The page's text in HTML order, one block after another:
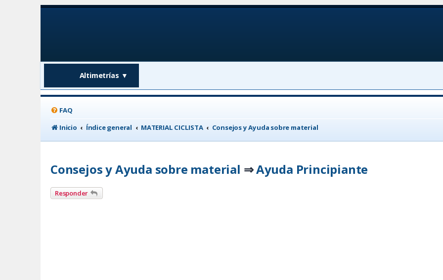
Altimetrías ▼
FAQ
Inicio
Índice general MATERIAL CICLISTA Consejos y Ayuda sobre material
Consejos y Ayuda sobre material ⇒Ayuda Principiante
Responder